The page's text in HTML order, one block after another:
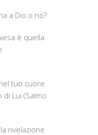
a Dio o no?
è quella
tuo cuore
Lui (Salmo
rivelazione